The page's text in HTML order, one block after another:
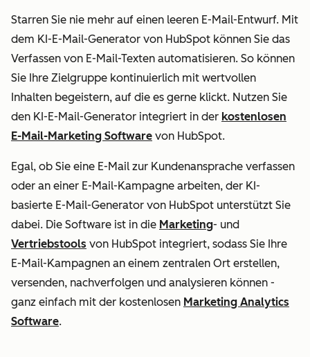
Starren Sie nie mehr auf einen leeren E-Mail-Entwurf. Mit
dem KI-E-Mail-Generator von HubSpot können Sie das
Verfassen von E-Mail-Texten automatisieren. So können
Sie Ihre Zielgruppe kontinuierlich mit wertvollen
Inhalten begeistern, auf die es gerne klickt. Nutzen Sie
den KI-E-Mail-Generator integriert in der kostenlosen
E-Mail-Marketing Software von HubSpot.
Egal, ob Sie eine E-Mail zur Kundenansprache verfassen
oder an einer E-Mail-Kampagne arbeiten, der KI-
basierte E-Mail-Generator von HubSpot unterstützt Sie
dabei. Die Software ist in die Marketing- und
Vertriebstools von HubSpot integriert, sodass Sie Ihre
E-Mail-Kampagnen an einem zentralen Ort erstellen,
versenden, nachverfolgen und analysieren können -
ganz einfach mit der kostenlosen Marketing Analytics
Software.